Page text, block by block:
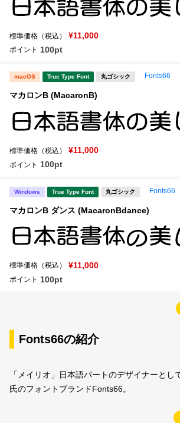
標準価格（税込） ¥11,000
ポイント 100pt
macOS True Type Font 丸ゴシック Fonts66
マカロンB (MacaronB)
標準価格（税込） ¥11,000
ポイント 100pt
Windows True Type Font 丸ゴシック Fonts66
マカロンB ダンス (MacaronBdance)
標準価格（税込） ¥11,000
ポイント 100pt
Fonts66の紹介
「メイリオ」日本語パートのデザイナーとし
氏のフォントブランドFonts66。